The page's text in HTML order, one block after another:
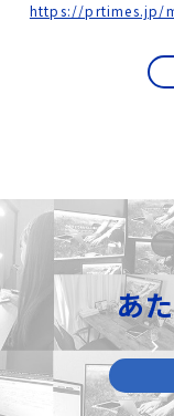
https://prtimes.jp/
あ